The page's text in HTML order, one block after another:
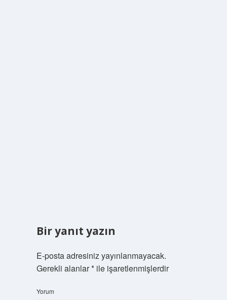
Bir yanıt yazın
E-posta adresiniz yayınlanmayacak.
Gerekli alanlar*ile işaretlenmişlerdir
Yorum